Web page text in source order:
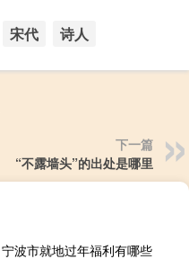
宋代 诗人
下一篇
“不露墙头”的出处是哪里
宁波市就地过年福利有哪些